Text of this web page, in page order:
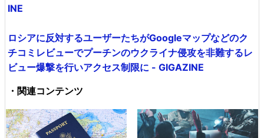
INE
ロシアに反対するユーザーたちがGoogleマップなどのク
チコミレビューでプーチンのウクライナ侵攻を非難するレ
ビュー爆撃を行いアクセス制限に - GIGAZINE
・関連コンテンツ